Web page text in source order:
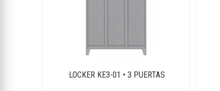
·LOCKER KE3-01 • 3 PUERTAS